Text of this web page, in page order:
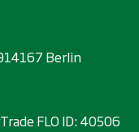
Berlin
FLO ID:40506